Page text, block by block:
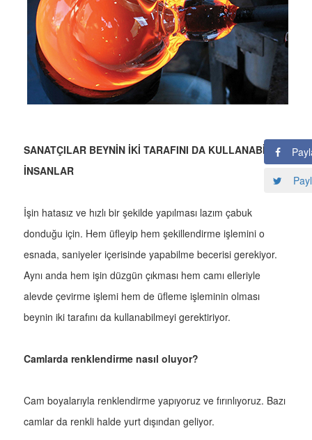
SANATÇILAR BEYNİN İKİ TARAFINI DA KULLANABİLEN
İNSANLAR
İşin hatasız ve hızlı bir şekilde yapılması lazım çabuk
donduğu için. Hem üfleyip hem şekillendirme işlemini o
esnada, saniyeler içerisinde yapabilme becerisi gerekiyor.
Aynı anda hem işin düzgün çıkması hem camı elleriyle
alevde çevirme işlemi hem de üfleme işleminin olması
beynin iki tarafını da kullanabilmeyi gerektiriyor.
Camlarda renklendirme nasıl oluyor?
Cam boyalarıyla renklendirme yapıyoruz ve fırınlıyoruz. Bazı
camlar da renkli halde yurt dışından geliyor.